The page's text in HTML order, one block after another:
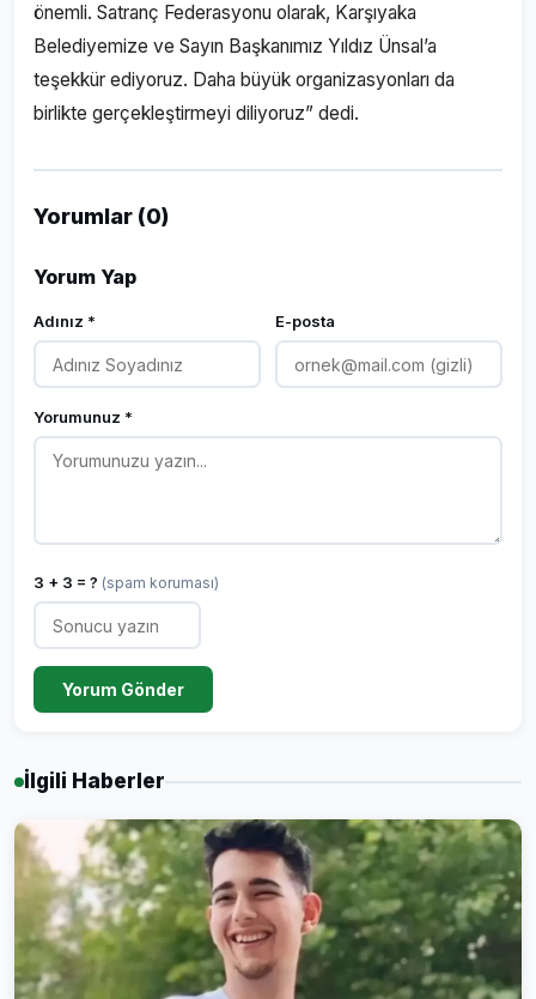
önemli. Satranç Federasyonu olarak, Karşıyaka
Belediyemize ve Sayın Başkanımız Yıldız Ünsal’a
teşekkür ediyoruz. Daha büyük organizasyonları da
birlikte gerçekleştirmeyi diliyoruz” dedi.
Yorumlar (0)
Yorum Yap
Adınız * E-posta
Yorumunuz *
3 + 3 = ? (spam koruması)
Yorum Gönder
İlgili Haberler